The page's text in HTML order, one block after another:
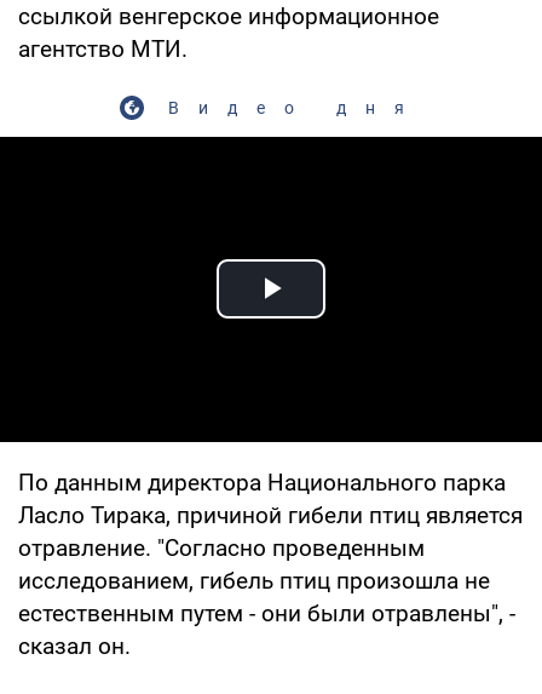
ссылкой венгерское информационное
агентство МТИ.
Видео дня
Play Video
По данным директора Национального парка
Ласло Тирака, причиной гибели птиц является
отравление. "Согласно проведенным
исследованием, гибель птиц произошла не
естественным путем - они были отравлены", -
сказал он.